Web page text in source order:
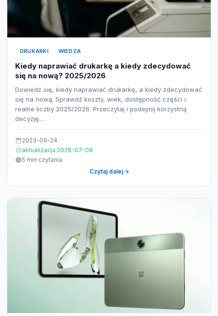
DRUKARKI WIEDZA
Kiedy naprawiać drukarkę a kiedy zdecydować
się na nową? 2025/2026
Dowiedz się, kiedy naprawiać drukarkę, a kiedy zdecydować
się na nową. Sprawdź koszty, wiek, dostępność części i
realne liczby 2025/2026. Przeczytaj i podejmij korzystną
decyzję.…
2023-09-24
aktualizacja 2026-07-08
5 min czytania
Czytaj dalej